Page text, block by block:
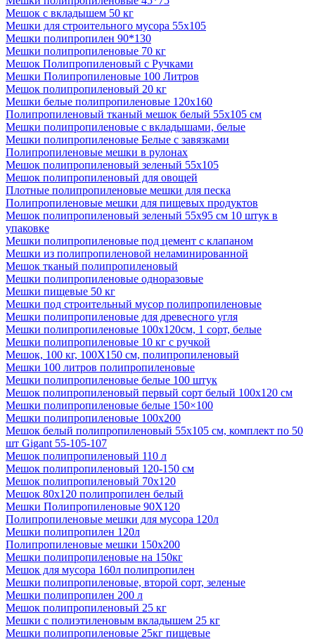
Мешок с вкладышем 50 кг
Мешки для строительного мусора 55х105
Мешки полипропилен 90*130
Мешки полипропиленовые 70 кг
Мешок Полипропиленовый с Ручками
Мешки Полипропиленовые 100 Литров
Мешок полипропиленовый 20 кг
Мешки белые полипропиленовые 120х160
Полипропиленовый тканый мешок белый 55х105 см
Мешки полипропиленовые с вкладышами, белые
Мешки полипропиленовые Белые с завязками
Полипропиленовые мешки в рулонах
Мешок полипропиленовый зеленый 55х105
Мешок полипропиленовый для овощей
Плотные полипропиленовые мешки для песка
Полипропиленовые мешки для пищевых продуктов
Мешок полипропиленовый зеленый 55x95 см 10 штук в
упаковке
Мешки полипропиленовые под цемент с клапаном
Мешки из полипропиленовой неламинированной
Мешок тканый полипропиленовый
Мешки полипропиленовые одноразовые
Мешки пищевые 50 кг
Мешки под строительный мусор полипропиленовые
Мешки полипропиленовые для древесного угля
Мешки полипропиленовые 100x120см, 1 сорт, белые
Мешки полипропиленовые 10 кг с ручкой
Мешок, 100 кг, 100Х150 см, полипропиленовый
Мешки 100 литров полипропиленовые
Мешки полипропиленовые белые 100 штук
Мешок полипропиленовый первый сорт белый 100х120 см
Мешки полипропиленовые белые 150×100
Мешки полипропиленовые 100х200
Мешок белый полипропиленовый 55x105 см, комплект по 50
шт Gigant 55-105-107
Мешок полипропиленовый 110 л
Мешок полипропиленовый 120-150 см
Мешок полипропиленовый 70х120
Мешок 80х120 полипропилен белый
Мешки Полипропиленовые 90Х120
Полипропиленовые мешки для мусора 120л
Мешки полипропилен 120л
Полипропиленовые мешки 150х200
Мешки полипропиленовые на 150кг
Мешок для мусора 160л полипропилен
Мешки полипропиленовые, второй сорт, зеленые
Мешки полипропилен 200 л
Мешок полипропиленовый 25 кг
Мешки с полиэтиленовым вкладышем 25 кг
Мешки полипропиленовые 25кг пищевые